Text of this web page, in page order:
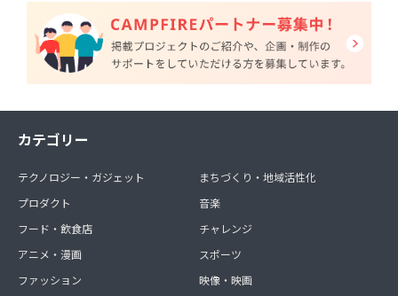
カテゴリー
テクノロジー・ガジェット
プロダクト
フード・飲食店
アニメ・漫画
ファッション
まちづくり・地域活性化
音楽
チャレンジ
スポーツ
映像・映画